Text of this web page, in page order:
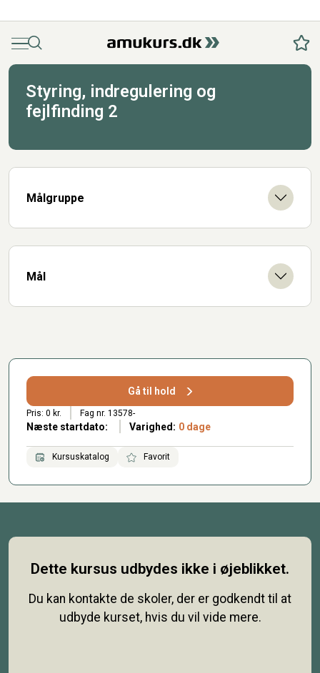
MenuSøg
Styring, indregulering og
fejlfinding 2
Målgruppe
Mål
Gå til hold
Pris: 0 kr. Fag nr. 13578-
Næste startdato: Varighed: 0 dage
Kursuskatalog Favorit
Dette kursus udbydes ikke i øjeblikket.
Du kan kontakte de skoler, der er godkendt til at
udbyde kurset, hvis du vil vide mere.